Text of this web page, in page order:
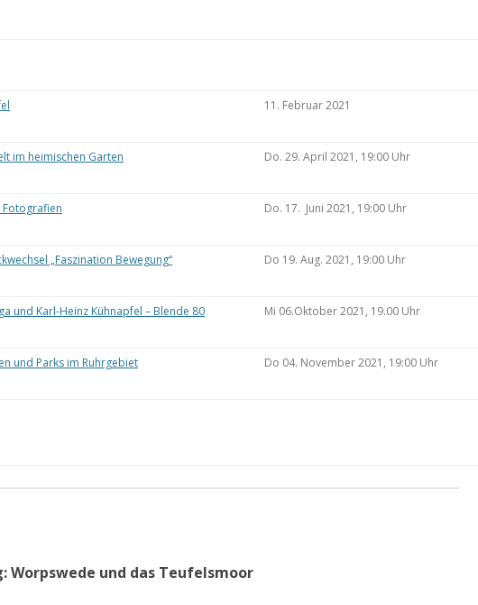
11. Februar 2021
im heimischen Garten Do. 29. April 2021, 19:00 Uhr
Fotografien Do. 17. Juni 2021, 19:00 Uhr
„Faszination Bewegung“ Do 19. Aug. 2021, 19:00 Uhr
und Karl-Heinz Kühnapfel – Blende 80 Mi 06.Oktober 2021, 19.00 Uhr
und Parks im Ruhrgebiet Do 04. November 2021, 19:00 Uhr
Worpswede und das Teufelsmoor